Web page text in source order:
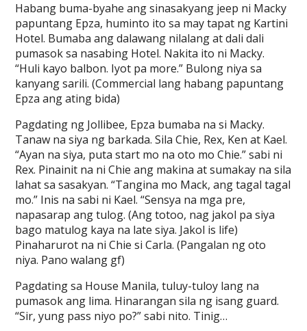
Habang buma-byahe ang sinasakyang jeep ni Macky
papuntang Epza, huminto ito sa may tapat ng Kartini
Hotel. Bumaba ang dalawang nilalang at dali dali
pumasok sa nasabing Hotel. Nakita ito ni Macky.
“Huli kayo balbon. Iyot pa more.” Bulong niya sa
kanyang sarili. (Commercial lang habang papuntang
Epza ang ating bida)
Pagdating ng Jollibee, Epza bumaba na si Macky.
Tanaw na siya ng barkada. Sila Chie, Rex, Ken at Kael.
“Ayan na siya, puta start mo na oto mo Chie.” sabi ni
Rex. Pinainit na ni Chie ang makina at sumakay na sila
lahat sa sasakyan. “Tangina mo Mack, ang tagal tagal
mo.” Inis na sabi ni Kael. “Sensya na mga pre,
napasarap ang tulog. (Ang totoo, nag jakol pa siya
bago matulog kaya na late siya. Jakol is life)
Pinaharurot na ni Chie si Carla. (Pangalan ng oto
niya. Pano walang gf)
Pagdating sa House Manila, tuluy-tuloy lang na
pumasok ang lima. Hinarangan sila ng isang guard.
“Sir, yung pass niyo po?” sabi nito. Tinig…